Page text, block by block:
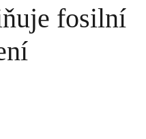
fosilní